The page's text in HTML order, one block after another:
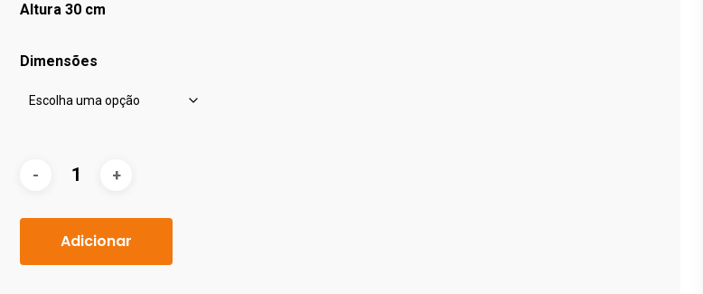
Altura 30 cm
Dimensões
Adicionar